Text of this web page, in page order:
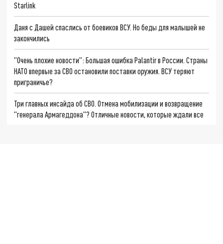
Starlink
Даня с Дашей спаслись от боевиков ВСУ. Но беды для малышей не
закончились
"Очень плохие новости": Большая ошибка Palantir в России. Страны
НАТО впервые за СВО остановили поставки оружия. ВСУ теряют
приграничье?
Три главных инсайда об СВО. Отмена мобилизации и возвращение
"генерала Армагеддона"? Отличные новости, которые ждали все